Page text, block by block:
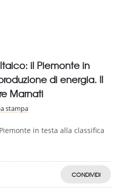
il Piemonte in
di energia. Il
Marnati
stampa
in testa alla classifica
CONDIVIDI